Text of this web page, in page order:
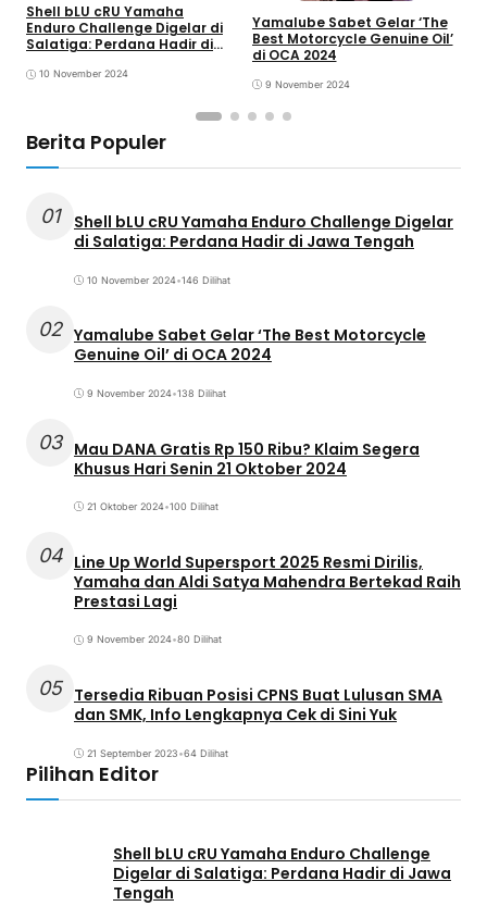
Shell bLU cRU Yamaha
Enduro Challenge Digelar di
Salatiga: Perdana Hadir di
10 November 2024
Yamalube Sabet Gelar ‘The
Best Motorcycle Genuine Oil’
di OCA 2024
9 November 2024
Berita Populer
01
Shell bLU cRU Yamaha Enduro Challenge Digelar
di Salatiga: Perdana Hadir di Jawa Tengah
10 November 2024•146 Dilihat
02 Yamalube Sabet Gelar ‘The Best Motorcycle
Genuine Oil’ di OCA 2024
9 November 2024•138 Dilihat
03 Mau DANA Gratis Rp 150 Ribu? Klaim Segera
Khusus Hari Senin 21 Oktober 2024
21 Oktober 2024•100 Dilihat
04 Line Up World Supersport 2025 Resmi Dirilis,
Yamaha dan Aldi Satya Mahendra Bertekad Raih
Prestasi Lagi
9 November 2024•80 Dilihat
05 Tersedia Ribuan Posisi CPNS Buat Lulusan SMA
dan SMK, Info Lengkapnya Cek di Sini Yuk
21 September 2023•64 Dilihat
Pilihan Editor
Shell bLU cRU Yamaha Enduro Challenge
Digelar di Salatiga: Perdana Hadir di Jawa
Tengah